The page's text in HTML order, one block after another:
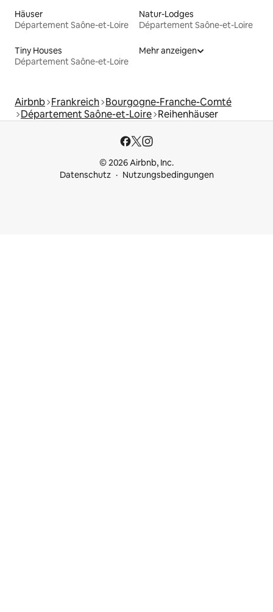
Häuser
Département Saône-et-Loire
Natur-Lodges
Département Saône-et-Loire
Tiny Houses
Département Saône-et-Loire
Mehr anzeigen
Airbnb Frankreich Bourgogne-Franche-Comté
Département Saône-et-Loire Reihenhäuser
© 2026 Airbnb, Inc.
Datenschutz
Nutzungsbedingungen